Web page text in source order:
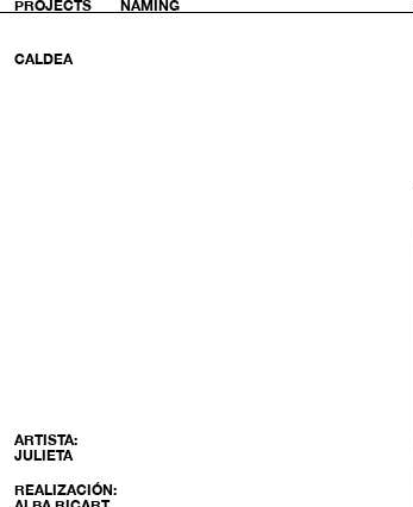
Usted.
PROJECTS NAMING
CALDEA
ARTISTA:
JULIETA
REALIZACIÓN: